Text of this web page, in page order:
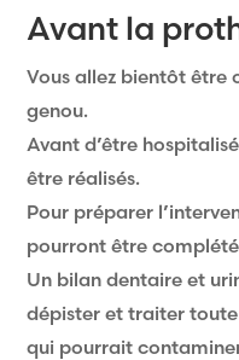
Avant la
Vous allez bientôt être
genou.
Avant d’être
être réalisés.
Pour préparer
pourront être
Un bilan dentaire et
dépister et traiter
qui pourrait